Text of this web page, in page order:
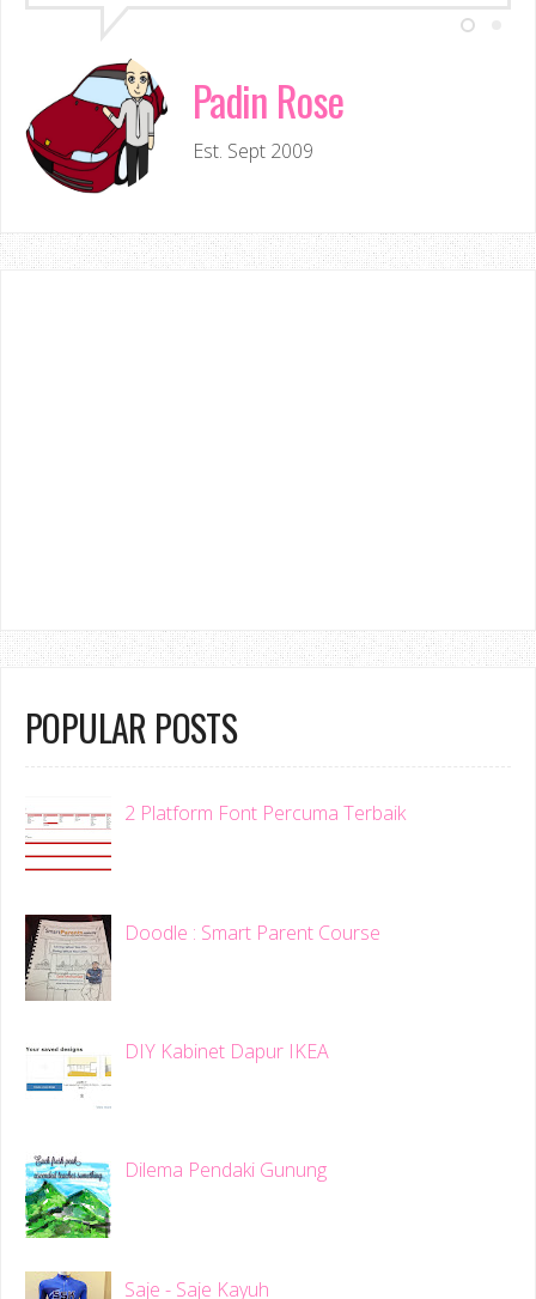
Padin Rose
Est. Sept 2009
POPULAR POSTS
2 Platform Font Percuma Terbaik
Doodle : Smart Parent Course
DIY Kabinet Dapur IKEA
Dilema Pendaki Gunung
Saje - Saje Kayuh